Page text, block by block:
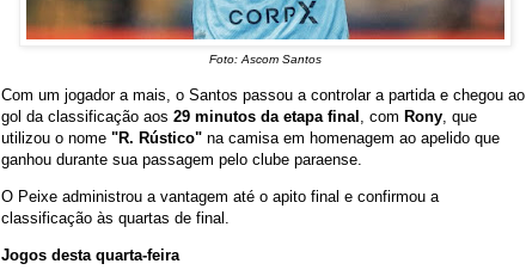
Foto: Ascom Santos
Com um jogador a mais, o Santos passou a controlar a partida e chegou ao
gol da classificação aos 29 minutos da etapa final , com Rony, que
utilizou o nome "R. Rústico" na camisa em homenagem ao apelido que
ganhou durante sua passagem pelo clube paraense.
O Peixe administrou a vantagem até o apito final e confirmou a
classificação às quartas de final.
Jogos desta quarta-feira